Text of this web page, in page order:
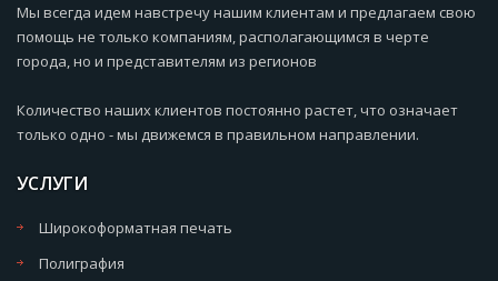
Мы всегда идем навстречу нашим клиентам и предлагаем свою
помощь не только компаниям, располагающимся в черте
города, но и представителям из регионов
Количество наших клиентов постоянно растет, что означает
только одно - мы движемся в правильном направлении.
УСЛУГИ
Широкоформатная печать
Полиграфия